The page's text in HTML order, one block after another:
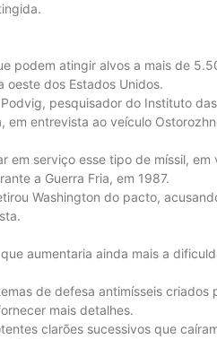
podem atingir alvos a mais de
dos Estados Unidos.
pesquisador do Instituto das
em entrevista ao veículo
em serviço esse tipo de míssil, em
a Guerra Fria, em 1987.
Washington do pacto,
aumentaria ainda mais a
de defesa antimísseis criados
mais detalhes.
clarões sucessivos que